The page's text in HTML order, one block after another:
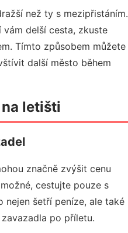
než ty s mezipřistáním.
vám delší cesta, zkuste
Tímto způsobem můžete
další město během
letišti
značně zvýšit cenu
cestujte pouze s
nejen šetří peníze, ale také
po příletu.